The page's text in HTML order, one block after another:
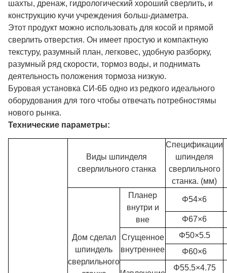
шахты, дренаж, гидрологический хороший сверлить, и
конструкцию кучи учреждения больш-диаметра.
Этот продукт можно использовать для косой и прямой
сверлить отверстия. Он имеет простую и компактную
текстуру, разумный план, легковес, удобную разборку,
разумный ряд скорости, тормоз воды, и поднимать
деятельность положения тормоза низкую.
Буровая установка СИ-6Б одно из редкого идеального
оборудования для того чтобы отвечать потребностямы
нового рынка.
Технические параметры:
Виды шпинделя
сверлильного станка
Спецификации
шпинделя
сверлильного
станка. (мм)
Дом сделал
шпиндель
сверлильного
Планер
внутри и
вне
Φ54×6
Φ67×6
Сгущенное
внутреннее
Φ50×5.5
Φ60×6
Φ55.5×4.75